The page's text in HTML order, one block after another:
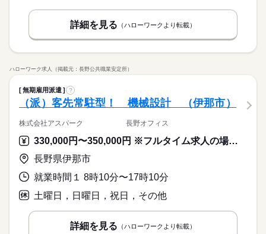
詳細を見る （ハローワークより転載）
ハローワーク求人（掲載元：長野公共職業安定所）
無期雇用派遣 ?
（派）客先常駐型！ 機械設計 （伊那市）
株式会社アスパーク 長野オフィス
330,000円〜350,000円 ※フルタイム求人の場合は月額（換算額）、パート求人の場合は時間額を表示しています。
長野県伊那市
就業時間１ 8時10分〜17時10分
土曜日，日曜日，祝日，その他
詳細を見る （ハローワークより転載）